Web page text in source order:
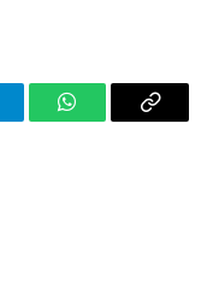
WhatsAppCopy